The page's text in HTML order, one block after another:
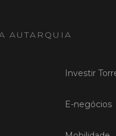
AUTARQUIA
Investir
E-negócios